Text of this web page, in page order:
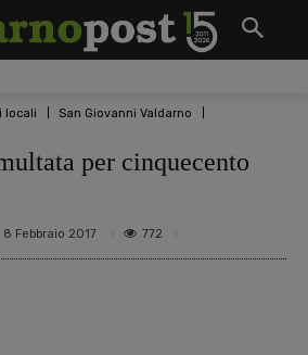
locali
San Giovanni Valdarno
per cinquecento
8 Febbraio 2017 772